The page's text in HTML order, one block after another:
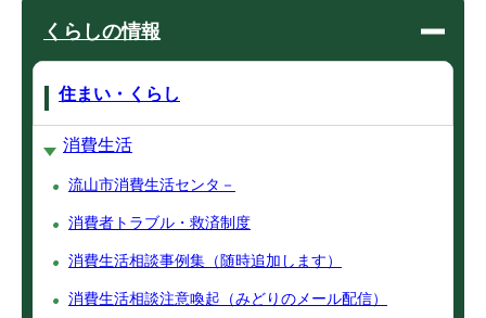
くらしの情報
住まい・くらし
消費生活
流山市消費生活センタ－
消費者トラブル・救済制度
消費生活相談事例集（随時追加します）
消費生活相談注意喚起（みどりのメール配信）